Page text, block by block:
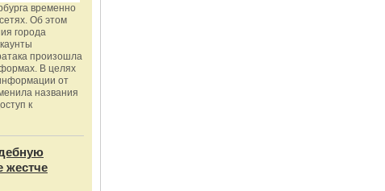
временно
Об этом
города
произошла
В целях
от
названия
к
жестче